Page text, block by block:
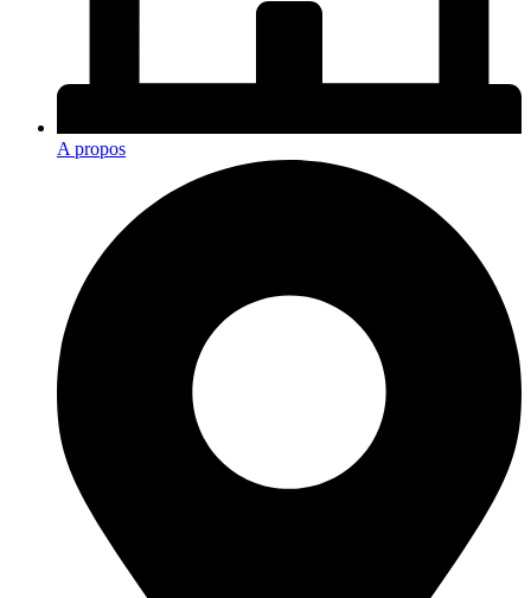
A propos